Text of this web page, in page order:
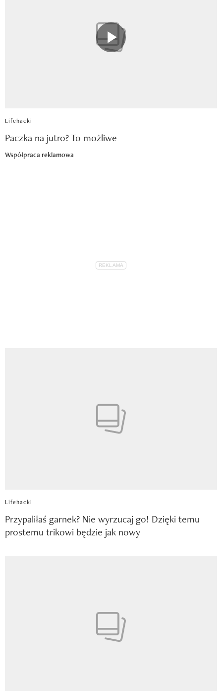
Lifehacki
Paczka na jutro? To możliwe
Współpraca reklamowa
Lifehacki
Przypaliłaś garnek? Nie wyrzucaj go! Dzięki temu
prostemu trikowi będzie jak nowy